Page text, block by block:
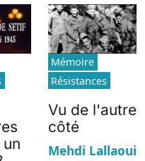
Mémoire
Résistances
Vu de l'autre
côté
Mehdi Lallaoui